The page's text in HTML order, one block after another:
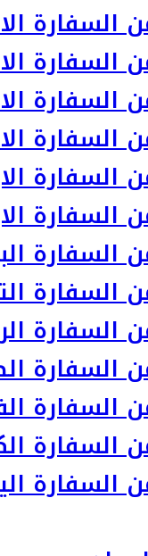
السفارة
السفارة
السفارة